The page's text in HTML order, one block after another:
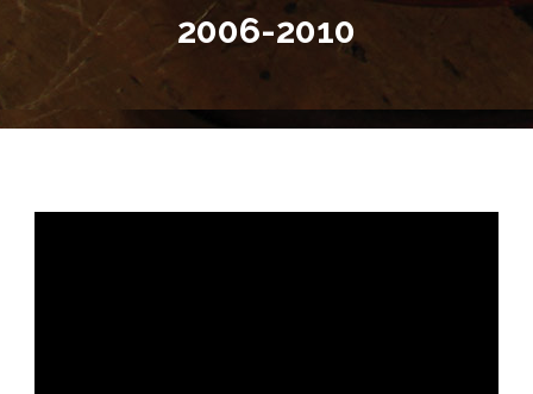
2006-2010